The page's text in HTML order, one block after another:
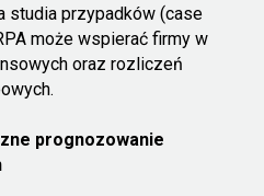
studia przypadków (case
może wspierać firmy w
oraz rozliczeń
prognozowanie